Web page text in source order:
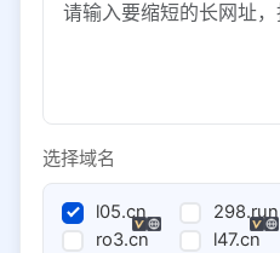
选择域名
l05.cn 298.run
ro3.cn
l47.cn